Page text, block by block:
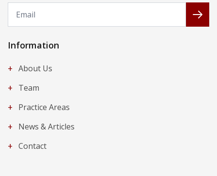
Information
+ About Us
+ Team
+ Practice Areas
+ News & Articles
+ Contact